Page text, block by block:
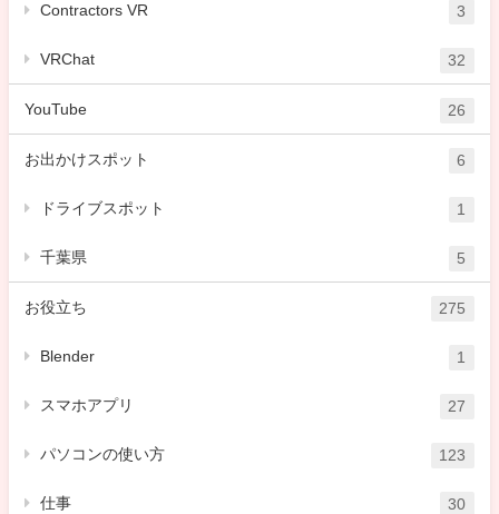
Contractors VR 3
VRChat 32
YouTube 26
お出かけスポット 6
ドライブスポット 1
千葉県 5
お役立ち 275
Blender 1
スマホアプリ 27
パソコンの使い方 123
仕事 30